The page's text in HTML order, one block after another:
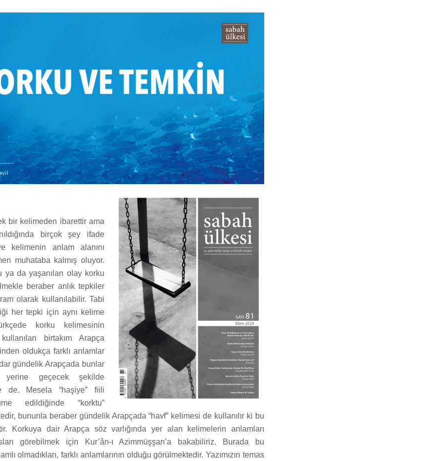
bir kelimeden ibarettir ama
birçok şey ifade
kelimenin anlam alanını
muhataba kalmış oluyor.
ya da yaşanılan olay korku
beraber anlık tepkiler
olarak kullanılabilir. Tabi
her tepki için aynı kelime
korku kelimesinin
birtakım Arapça
oldukça farklı anlamlar
gündelik Arapçada bunlar
yerine geçecek şekilde
de. Mesela “haşiye” fiili
edildiğinde “korktu”
bununla beraber gündelik Arapçada “havf” kelimesi de kullanılır ki bu
Korkuya dair Arapça söz varlığında yer alan kelimelerin anlamları
görebilmek için Kur’ân-ı Azimmüşşan’a bakabiliriz. Burada bu
olmadıkları, farklı anlamlarının olduğu görülmektedir. Yazımızın temas